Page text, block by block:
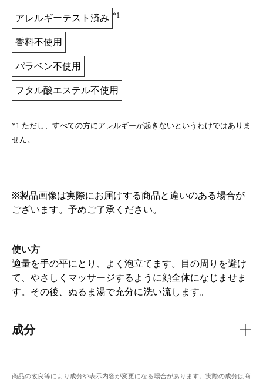
成分
商品の改良等により成分や表示内容が変更になる場合があります。実際の成分は商
アレルギーテスト済み *1
香料不使用
パラベン不使用
フタル酸エステル不使用
*1 ただし、すべての方にアレルギーが起きないというわけではありま
せん。
※製品画像は実際にお届けする商品と違いのある場合が
ございます。予めご了承ください。
使い方
適量を手の平にとり、よく泡立てます。目の周りを避け
て、やさしくマッサージするように顔全体になじませま
す。その後、ぬるま湯で充分に洗い流します。